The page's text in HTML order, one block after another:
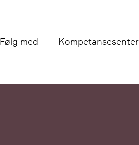
Følg med Kompetansesenter